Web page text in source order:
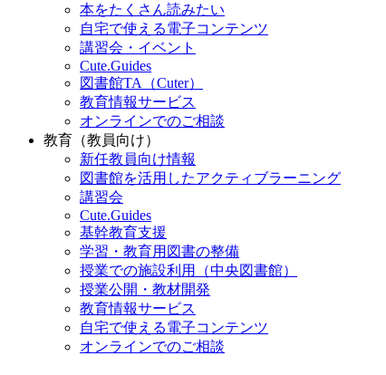
本をたくさん読みたい
自宅で使える電子コンテンツ
講習会・イベント
Cute.Guides
図書館TA（Cuter）
教育情報サービス
オンラインでのご相談
教育（教員向け）
新任教員向け情報
図書館を活用したアクティブラーニング
講習会
Cute.Guides
基幹教育支援
学習・教育用図書の整備
授業での施設利用（中央図書館）
授業公開・教材開発
教育情報サービス
自宅で使える電子コンテンツ
オンラインでのご相談